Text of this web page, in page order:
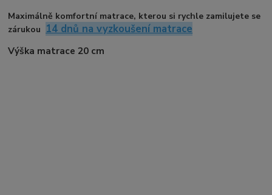
Maximálně komfortní matrace, kterou si rychle zamilujete se
zárukou 14 dnů na vyzkoušení matrace
Výška matrace 20 cm